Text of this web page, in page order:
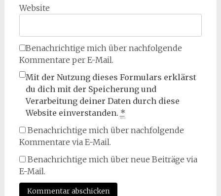
Website
Benachrichtige mich über nachfolgende
Kommentare per E-Mail.
Mit der Nutzung dieses Formulars erklärst
du dich mit der Speicherung und
Verarbeitung deiner Daten durch diese
Website einverstanden. *
Benachrichtige mich über nachfolgende
Kommentare via E-Mail.
Benachrichtige mich über neue Beiträge via
E-Mail.